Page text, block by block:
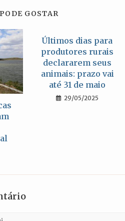
GOSTAR
Últimos dias para
produtores rurais
declararem seus
animais: prazo vai
até 31 de maio
29/05/2025